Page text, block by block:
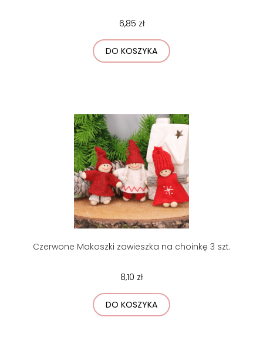
6,85 zł
DO KOSZYKA
Czerwone Makoszki zawieszka na choinkę 3 szt.
8,10 zł
DO KOSZYKA